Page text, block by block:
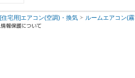
[住宅用]エアコン(空調)・換気 ルームエアコン(